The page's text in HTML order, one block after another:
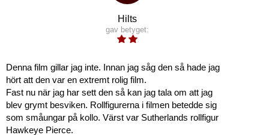
Hilts
gav betyget:
Denna film gillar jag inte. Innan jag såg den så hade jag
hört att den var en extremt rolig film.
Fast nu när jag har sett den så kan jag tala om att jag
blev grymt besviken. Rollfigurerna i filmen betedde sig
som småungar på kollo. Värst var Sutherlands rollfigur
Hawkeye Pierce.